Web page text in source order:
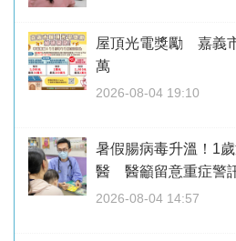
屋頂光電獎勵 嘉義
萬
2026-08-04 19:10
暑假腸病毒升溫！1
醫 醫籲留意重症警
2026-08-04 14:57